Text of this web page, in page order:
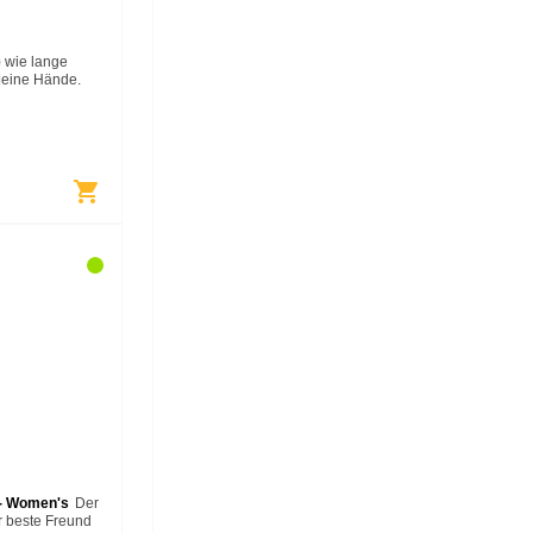
wie lange
Hände.
mit einem…
shopping_cart
Women's Der
beste Freund